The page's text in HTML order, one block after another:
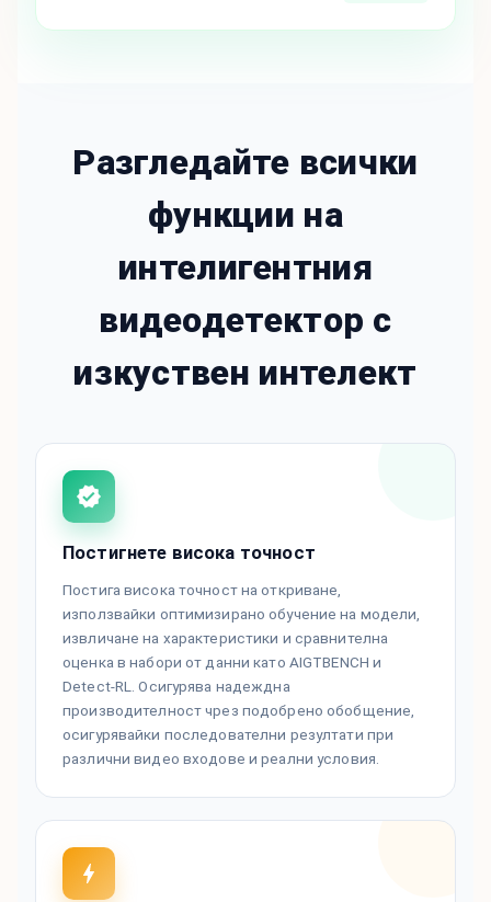
Разгледайте всички
функции на
интелигентния
видеодетектор с
изкуствен интелект
Постигнете висока точност
Постига висока точност на откриване,
използвайки оптимизирано обучение на модели,
извличане на характеристики и сравнителна
оценка в набори от данни като AIGTBENCH и
Detect-RL. Осигурява надеждна
производителност чрез подобрено обобщение,
осигурявайки последователни резултати при
различни видео входове и реални условия.